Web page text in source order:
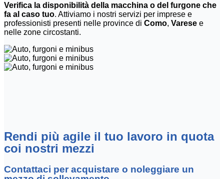
Verifica la disponibilità della macchina o del furgone che
fa al caso tuo. Attiviamo i nostri servizi per imprese e
professionisti presenti nelle province di Como, Varese e
nelle zone circostanti.
Rendi più agile il tuo lavoro in quota
coi nostri mezzi
Contattaci per acquistare o noleggiare un